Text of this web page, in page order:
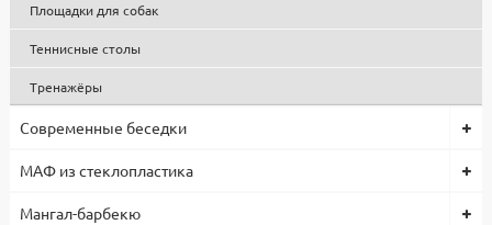
Площадки для собак
Теннисные столы
Тренажёры
Современные беседки
МАФ из стеклопластика
Мангал-барбекю